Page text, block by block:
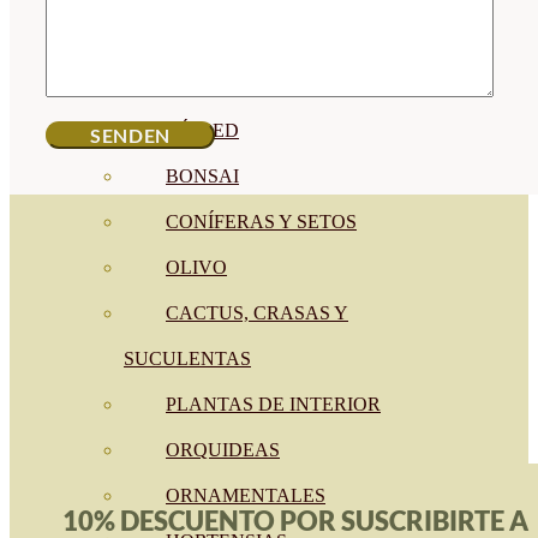
CÉSPED
BONSAI
CONÍFERAS Y SETOS
OLIVO
CACTUS, CRASAS Y
SUCULENTAS
PLANTAS DE INTERIOR
ORQUIDEAS
ORNAMENTALES
10% DESCUENTO POR SUSCRIBIRTE A